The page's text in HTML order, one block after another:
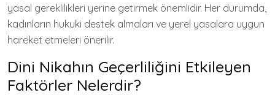
yasal gereklilikleri yerine getirmek önemlidir. Her durumda,
kadınların hukuki destek almaları ve yerel yasalara uygun
hareket etmeleri önerilir.
Dini Nikahın Geçerliliğini Etkileyen
Faktörler Nelerdir?